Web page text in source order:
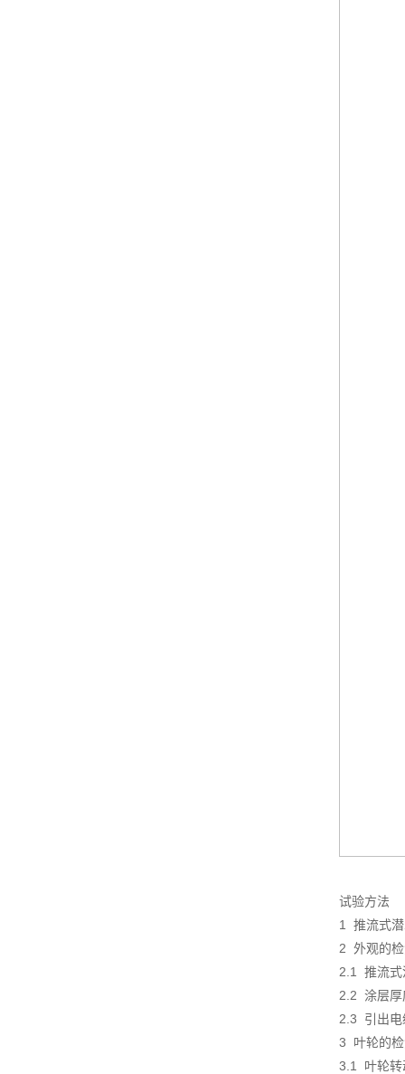
试验方法
1 推流式
2 外观的
2.1 推流式
2.2 涂层厚
2.3 引出电
3 叶轮的
3.1 叶轮转